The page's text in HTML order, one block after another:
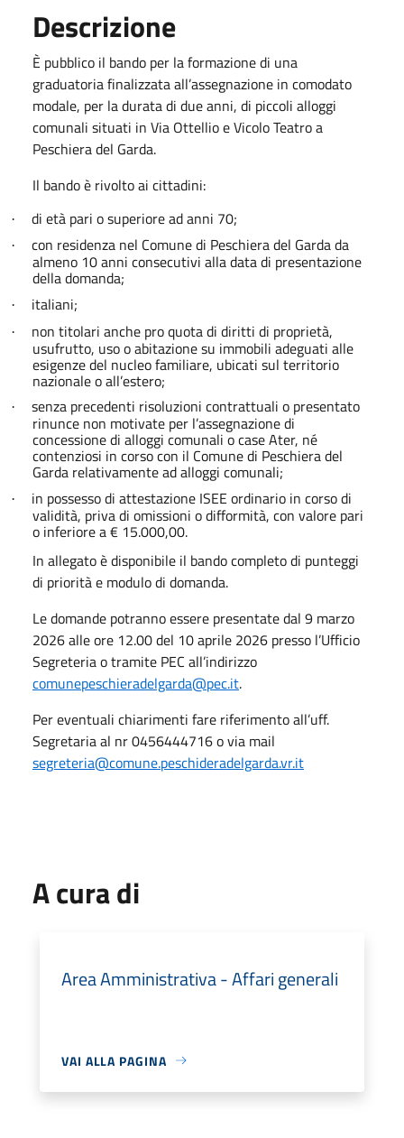
Descrizione
È pubblico il bando per la formazione di una
graduatoria finalizzata all’assegnazione in comodato
modale, per la durata di due anni, di piccoli alloggi
comunali situati in Via Ottellio e Vicolo Teatro a
Peschiera del Garda.
Il bando è rivolto ai cittadini:
· di età pari o superiore ad anni 70;
· con residenza nel Comune di Peschiera del Garda da
almeno 10 anni consecutivi alla data di presentazione
della domanda;
· italiani;
· non titolari anche pro quota di diritti di proprietà,
usufrutto, uso o abitazione su immobili adeguati alle
esigenze del nucleo familiare, ubicati sul territorio
nazionale o all’estero;
· senza precedenti risoluzioni contrattuali o presentato
rinunce non motivate per l’assegnazione di
concessione di alloggi comunali o case Ater, né
contenziosi in corso con il Comune di Peschiera del
Garda relativamente ad alloggi comunali;
· in possesso di attestazione ISEE ordinario in corso di
validità, priva di omissioni o difformità, con valore pari
o inferiore a € 15.000,00.
In allegato è disponibile il bando completo di punteggi
di priorità e modulo di domanda.
Le domande potranno essere presentate dal 9 marzo
2026 alle ore 12.00 del 10 aprile 2026 presso l’Ufficio
Segreteria o tramite PEC all’indirizzo
comunepeschieradelgarda@pec.it.
Per eventuali chiarimenti fare riferimento all’uff.
Segretaria al nr 0456444716 o via mail
segreteria@comune.peschideradelgarda.vr.it
A cura di
Area Amministrativa - Affari generali
VAI ALLA PAGINA